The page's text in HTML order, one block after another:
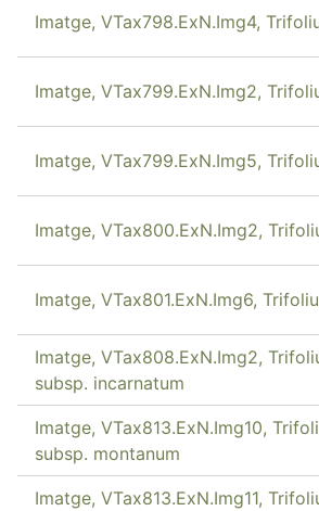
Imatge, VTax798.ExN.Img4,
Imatge, VTax799.ExN.Img2,
Imatge, VTax799.ExN.Img5,
Imatge, VTax800.ExN.Img2,
Imatge, VTax801.ExN.Img6,
Imatge, VTax808.ExN.Img2,
subsp. incarnatum
Imatge, VTax813.ExN.Img10,
subsp. montanum
Imatge, VTax813.ExN.Img11,